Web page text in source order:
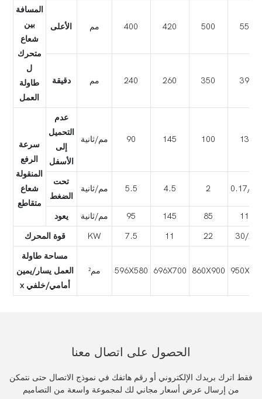
المسافة
بين
شعاع
متحرك
ل
طاولة
العمل
الأعلى مم 400 420 500 550
دقيقة مم 240 260 350 390
سرعة
الرفع
المنقولة
شعاع
متقاطع
عدم
التحميل
إلى
الأسفل
مم/ثانية 90 145 100 135
تحت
الضغط
مم/ثانية 5.5 4.5 2 0.17/
يعود مم/ثانية 95 145 85
115
قوة المحرك
KW 7.5 11 22
30/22
مساحة طاولة
العمل يسار/يمين
x أمامي/خلفي
مم² 596X580 696X700 860X900
الحصول على اتصال معنا
فقط اترك بريدك الإلكتروني أو رقم هاتفك في نموذج الاتصال حتى نتمكن
من إرسال عرض أسعار مجاني لك لمجموعة واسعة من التصاميم